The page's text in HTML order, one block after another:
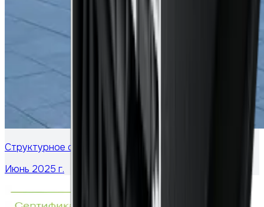
Cтруктурное остекление ресторана в Москве
Июнь 2025 г.